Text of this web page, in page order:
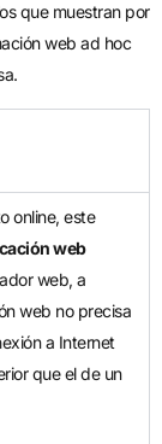
que muestran por
web ad hoc
online, este
web
web, a
web no precisa
a Internet
que el de un